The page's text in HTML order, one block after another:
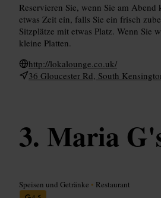
Reservieren Sie, wenn Sie am
etwas Zeit ein, falls Sie ein frisch
Sitzplätze mit etwas Platz. Wenn Sie
kleine Platten.
http://lokalounge.co.uk/
36 Gloucester Rd, South
Maria
Speisen und Getränke • Restaurant